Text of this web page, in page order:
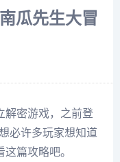
瓜先生大冒
解密游戏，之前登
必许多玩家想知道
篇攻略吧。